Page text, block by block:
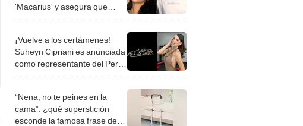
'Macarius' y asegura que
¡Vuelve a los certámenes!
Suheyn Cipriani es anunciada
como representante del Perú
“Nena, no te peines en la
cama”: ¿qué superstición
esconde la famosa frase de